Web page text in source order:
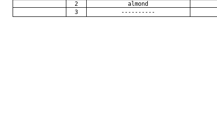
2
almond
3
----------